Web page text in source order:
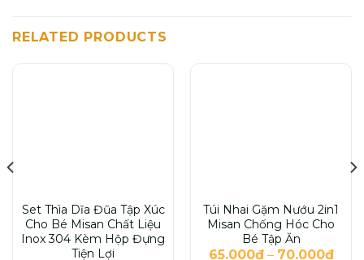
RELATED PRODUCTS
Set Thìa Dĩa Đũa Tập Xúc
Cho Bé Misan Chất Liệu
Inox 304 Kèm Hộp Đựng
Tiện Lợi
Túi Nhai Gặm Nướu 2in1
Misan Chống Hóc Cho
Bé Tập Ăn
65.000₫– 70.000₫